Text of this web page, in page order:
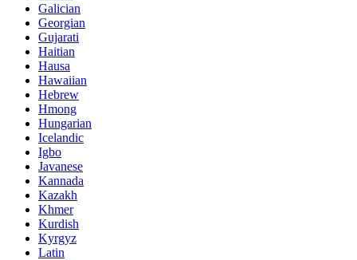
Galician
Georgian
Gujarati
Haitian
Hausa
Hawaiian
Hebrew
Hmong
Hungarian
Icelandic
Igbo
Javanese
Kannada
Kazakh
Khmer
Kurdish
Kyrgyz
Latin